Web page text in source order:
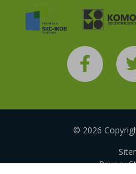
© 2026
Privacy